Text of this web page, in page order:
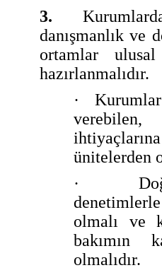
3.
danışmanlık ve
ortamlar
hazırlanmalıdır.
·
ünitelerden
·
olmalı ve
bakımın
olmalıdır.